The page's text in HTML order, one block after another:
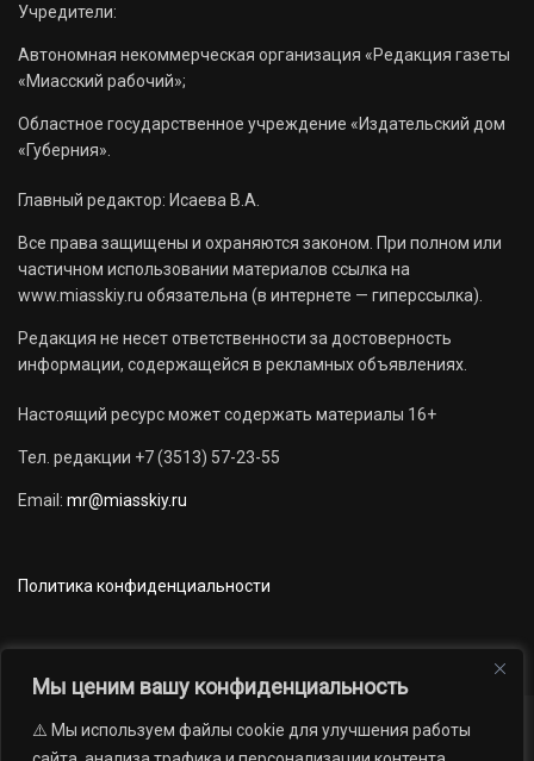
Мы ценим вашу конфиденциальность
⚠️ Мы используем файлы cookie для улучшения работы
Учредители:
Автономная некоммерческая организация «Редакция газеты
«Миасский рабочий»;
Областное государственное учреждение «Издательский дом
«Губерния».
Главный редактор: Исаева В.А.
Все права защищены и охраняются законом. При полном или
частичном использовании материалов ссылка на
www.miasskiy.ru обязательна (в интернете — гиперссылка).
Редакция не несет ответственности за достоверность
информации, содержащейся в рекламных объявлениях.
Настоящий ресурс может содержать материалы 16+
Тел. редакции +7 (3513) 57-23-55
Email: mr@miasskiy.ru
Политика конфиденциальности
Новости Наши проекты
Официально